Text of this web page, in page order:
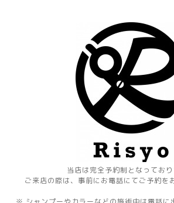
当店は完全予約制となっており
ご来店の際は、事前にお電話にてご予約を